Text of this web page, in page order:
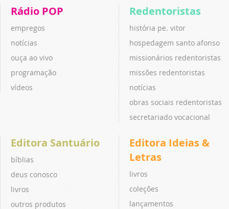
Rádio POP
empregos
notícias
ouça ao vivo
programação
vídeos
Redentoristas
história pe. vitor
hospedagem santo afonso
missionários redentoristas
missões redentoristas
notícias
obras sociais redentoristas
secretariado vocacional
Editora Santuário
bíblias
deus conosco
livros
outros produtos
Editora Ideias &
Letras
livros
coleções
lançamentos